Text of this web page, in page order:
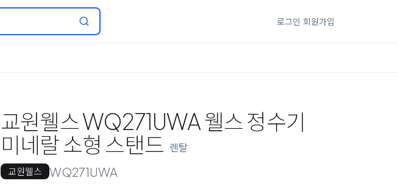
로그인 회원가입
교원웰스 WQ271UWA 웰스 정수기
미네랄 소형 스탠드 렌탈
교원웰스 WQ271UWA